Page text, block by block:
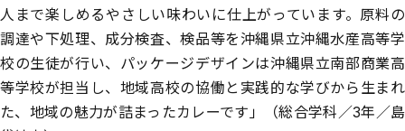
人まで楽しめるやさしい味わいに仕上がっています。原料の
調達や下処理、成分検査、検品等を沖縄県立沖縄水産高等学
校の生徒が行い、パッケージデザインは沖縄県立南部商業高
等学校が担当し、地域高校の協働と実践的な学びから生まれ
た、地域の魅力が詰まったカレーです」（総合学科／3年／島